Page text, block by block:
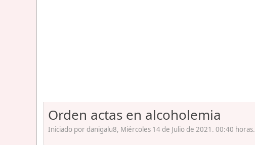
Orden actas en alcoholemia
Iniciado por danigalu8, Miércoles 14 de Julio de 2021. 00:40 horas.